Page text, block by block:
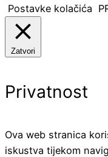
Postavke kolačića
Zatvori
Privatnost
Ova web stranica
iskustva tijekom